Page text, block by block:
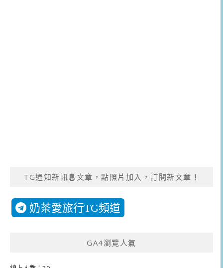
TG通知新訊息文章，點照片加入，訂閱新文章！
奶茶愛旅行TG頻道
GA4瀏覽人氣